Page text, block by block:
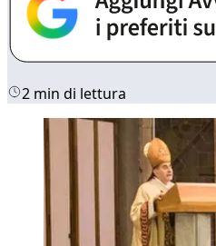
2 min di lettura